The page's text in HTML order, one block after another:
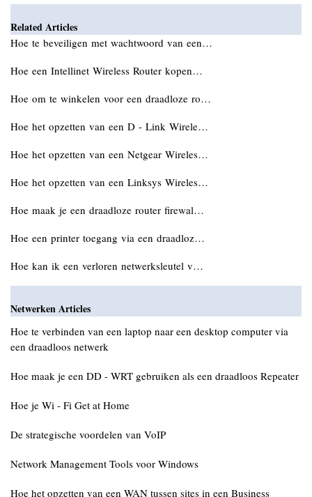
Related Articles
Hoe te beveiligen met wachtwoord van een…
Hoe een Intellinet Wireless Router kopen…
Hoe om te winkelen voor een draadloze ro…
Hoe het opzetten van een D - Link Wirele…
Hoe het opzetten van een Netgear Wireles…
Hoe het opzetten van een Linksys Wireles…
Hoe maak je een draadloze router firewal…
Hoe een printer toegang via een draadloz…
Hoe kan ik een verloren netwerksleutel v…
Netwerken Articles
Hoe te verbinden van een laptop naar een desktop computer via
een draadloos netwerk
Hoe maak je een DD - WRT gebruiken als een draadloos Repeater
Hoe je Wi - Fi Get at Home
De strategische voordelen van VoIP
Network Management Tools voor Windows
Hoe het opzetten van een WAN tussen sites in een Business